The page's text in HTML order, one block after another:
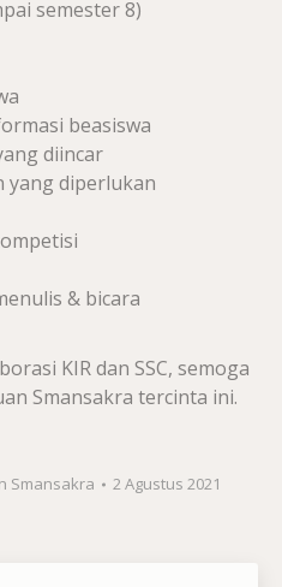
semester 8)
beasiswa
diincar
yang diperlukan
& bicara
KIR dan SSC, semoga
Smansakra tercinta ini.
Smansakra 2 Agustus 2021